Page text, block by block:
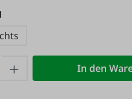
Anzahl: Gib den
In den